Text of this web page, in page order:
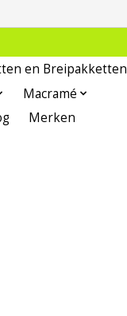
en Breipakketten
Macramé
Merken